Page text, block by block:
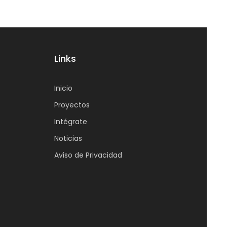
Links
Inicio
Proyectos
Intégrate
Noticias
Aviso de Privacidad